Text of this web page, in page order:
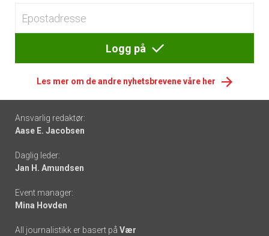
Logg på
Les mer om de andre nyhetsbrevene våre her
Footer
-
links
Ansvarlig redaktør:
Aase E. Jacobsen
Daglig leder:
Jan H. Amundsen
Event manager:
Mina Hovden
All journalistikk er basert på Vær